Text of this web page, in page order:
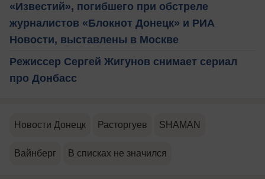
«Известий», погибшего при обстреле
журналистов «Блокнот Донецк» и РИА
Новости, выставлены в Москве
Режиссер Сергей Жигунов снимает сериал
про Донбасс
Новости Донецк Расторгуев SHAMAN
Вайнберг В списках не значился